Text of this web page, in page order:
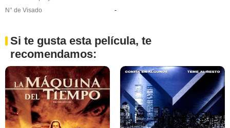
N° de Visado
-
Si te gusta esta película, te
recomendamos: